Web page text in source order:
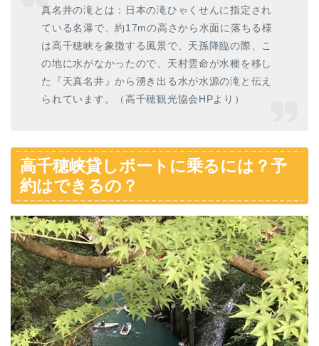
真名井の滝とは：日本の滝ひゃくせんに指定され
ている名瀑で、約17mの高さから水面に落ちる様
は高千穂峡を象徴する風景で、天孫降臨の際、こ
の地に水がなかったので、天村雲命が水種を移し
た『天真名井』から湧き出る水が水源の滝と伝え
られています。（高千穂観光協会HPより）
高千穂峡貸しボートに乗るには？予
約はできるの？